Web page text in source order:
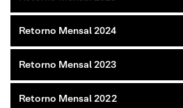
Retorno Mensal 2024
Retorno Mensal 2023
Retorno Mensal 2022